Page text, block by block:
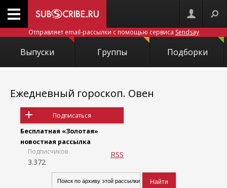
Отправляет email-рассылки с помощью сервиса Sendsay
Выпуски Группы Подборки
Ежедневный гороскоп. Овен
Подписаться
Бесплатная «Золотая»
новостная рассылка
Подписчиков
3.372
RSS